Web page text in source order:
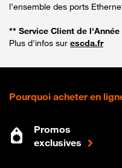
l’ensemble des ports
** Service Client de l'Année
Plus d'infos sur escda.fr
Pourquoi acheter en
Promos
exclusives